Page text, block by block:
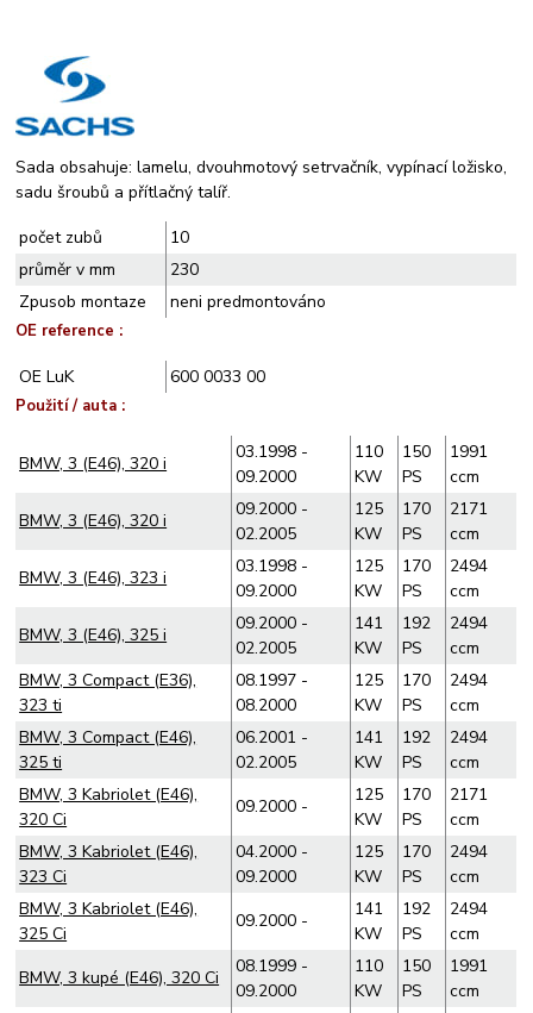
Sada obsahuje: lamelu, dvouhmotový setrvačník, vypínací ložisko,
sadu šroubů a přítlačný talíř.
počet zubů
10
průměr v mm
230
Zpusob montaze
neni predmontováno
OE reference :
OE LuK 600 0033 00
Použití / auta :
BMW, 3 (E46), 320 i
03.1998 -
09.2000
110
KW
150
PS
1991
ccm
BMW, 3 (E46), 320 i
09.2000 -
02.2005
125
KW
170
PS
2171
ccm
BMW, 3 (E46), 323 i
03.1998 -
09.2000
125
KW
170
PS
2494
ccm
BMW, 3 (E46), 325 i
09.2000 -
02.2005
141
KW
192
PS
2494
ccm
BMW, 3 Compact (E36),
323 ti
08.1997 -
08.2000
125
KW
170
PS
2494
ccm
BMW, 3 Compact (E46),
325 ti
06.2001 -
02.2005
141
KW
192
PS
2494
ccm
BMW, 3 Kabriolet (E46),
320 Ci
09.2000 -
125
KW
170
PS
2171
ccm
BMW, 3 Kabriolet (E46),
323 Ci
04.2000 -
09.2000
125
KW
170
PS
2494
ccm
BMW, 3 Kabriolet (E46),
325 Ci
09.2000 -
141
KW
192
PS
2494
ccm
BMW, 3 kupé (E46), 320 Ci
08.1999 -
09.2000
110
KW
150
PS
1991
ccm